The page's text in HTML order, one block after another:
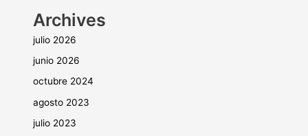
Archives
julio 2026
junio 2026
octubre 2024
agosto 2023
julio 2023